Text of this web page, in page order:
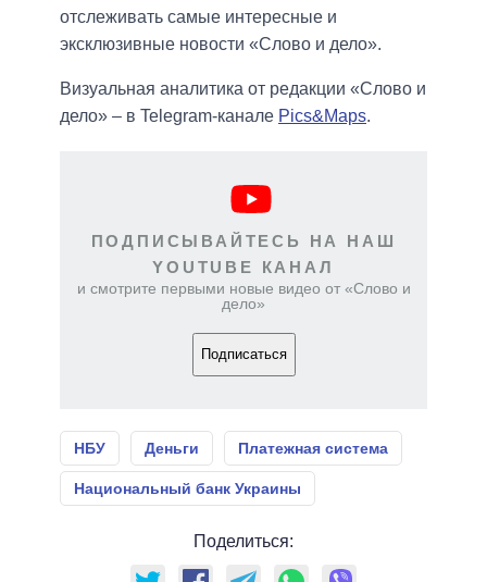
отслеживать самые интересные и
эксклюзивные новости «Слово и дело».
Визуальная аналитика от редакции «Слово и
дело» – в Telegram-канале Pics&Maps.
ПОДПИСЫВАЙТЕСЬ НА НАШ
YOUTUBE КАНАЛ
и смотрите первыми новые видео от «Слово и
дело»
Подписаться
НБУ Деньги Платежная система
Национальный банк Украины
Поделиться: